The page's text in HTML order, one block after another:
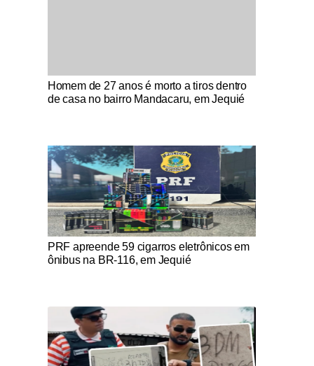
Notícias Católicas
Homem de 27 anos é morto a tiros dentro
de casa no bairro Mandacaru, em Jequié
Notícias Católicas
PRF apreende 59 cigarros eletrônicos em
ônibus na BR-116, em Jequié